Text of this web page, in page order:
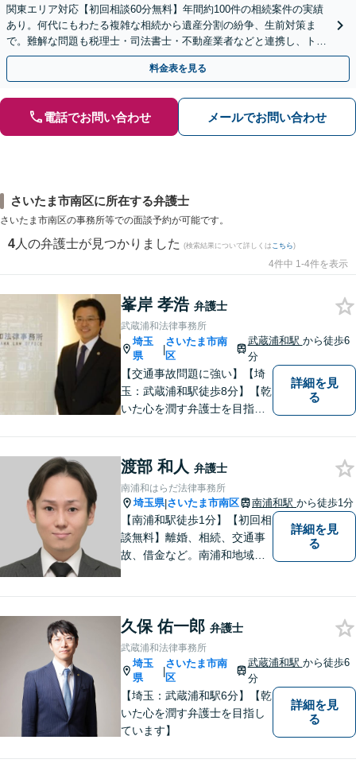
関東エリア対応【初回相談60分無料】年間約100件の相続案件の実績
あり。何代にもわたる複雑な相続から遺産分割の紛争、生前対策ま
で。難解な問題も税理士・司法書士・不動産業者などと連携し、トー
タルサポートで解決へ。まずはお気軽にご相談ください。
料金表を見る
電話でお問い合わせ メールでお問い合わせ
さいたま市南区に所在する弁護士
さいたま市南区の事務所等での面談予約が可能です。
4 人の弁護士が見つかりました (検索結果について詳しくは こちら)
4件中 1-4件を表示
峯岸 孝浩 弁護士
武蔵浦和法律事務所
埼玉
県
|
さいたま市南
区
武蔵浦和駅 から徒歩6
分
【交通事故問題に強い】【埼
玉：武蔵浦和駅徒歩8分】【乾
いた心を潤す弁護士を目指し
者の方にとって相手の出方が
わかる弁護士です。
詳細を見
る
渡部 和人 弁護士
南浦和はらだ法律事務所
埼玉県|さいたま市南区 南浦和駅 から徒歩1分
【南浦和駅徒歩1分】【初回相
談無料】離婚、相続、交通事
故、借金など。南浦和地域の
かを常に考えて弁護に取り組
んでまいります。
詳細を見
る
久保 佑一郎 弁護士
武蔵浦和法律事務所
埼玉
県
|
さいたま市南
区
武蔵浦和駅 から徒歩6
分
【埼玉：武蔵浦和駅6分】【乾
いた心を潤す弁護士を目指し
ています】
詳細を見
る